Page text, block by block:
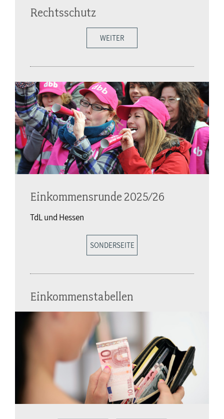
Rechtsschutz
WEITER
Einkommensrunde 2025/26
TdL und Hessen
SONDERSEITE
Einkommenstabellen